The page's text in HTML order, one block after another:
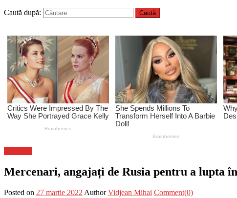
Caută după:
Mercenari, angajați de Rusia pentru a lupta
Posted on 27 martie 2022 Author Vidjean Mihai Comment(0)